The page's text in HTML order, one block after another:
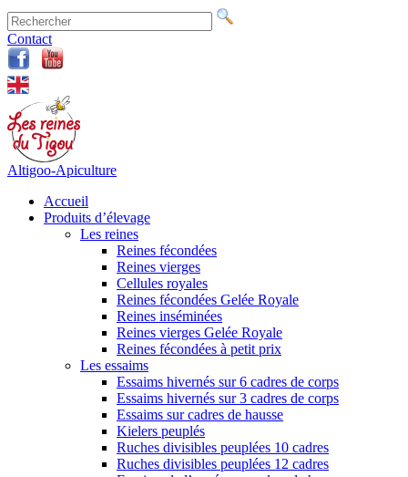
Contact
Altigoo-Apiculture
Accueil
Produits d’élevage
Les reines
Reines fécondées
Reines vierges
Cellules royales
Reines fécondées Gelée Royale
Reines inséminées
Reines vierges Gelée Royale
Reines fécondées à petit prix
Les essaims
Essaims hivernés sur 6 cadres de corps
Essaims hivernés sur 3 cadres de corps
Essaims sur cadres de hausse
Kielers peuplés
Ruches divisibles peuplées 10 cadres
Ruches divisibles peuplées 12 cadres